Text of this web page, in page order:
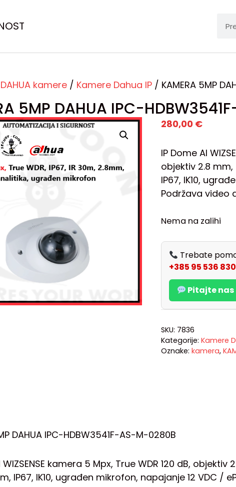
DAHUA kamere / Kamere Dahua IP / KAMERA 5MP
5MP DAHUA IPC-
280,00 €
IP Dome AI
objektiv 2.8 mm,
IP67, IK10,
Podržava video
Nema na zalihi
Trebate
+385 95 536
Pitajte
SKU: 7836
Kategorije: Kamere
Oznake: kamera,
DAHUA IPC-HDBW3541F-AS-M-0280B
WIZSENSE kamera 5 Mpx, True WDR 120 dB,
IP67, IK10, ugrađen mikrofon, napajanje 12 VDC /